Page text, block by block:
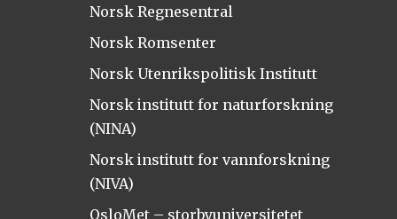
Norsk Regnesentral
Norsk Romsenter
Norsk Utenrikspolitisk Institutt
Norsk institutt for naturforskning
(NINA)
Norsk institutt for vannforskning
(NIVA)
OsloMet – storbyuniversitetet